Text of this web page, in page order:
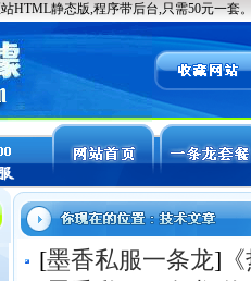
[墨香私服一条龙]